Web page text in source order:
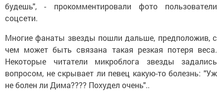
будешь", - прокомментировали фото пользователи
соцсети.
Многие фанаты звезды пошли дальше, предположив, с
чем может быть связана такая резкая потеря веса.
Некоторые читатели микроблога звезды задались
вопросом, не скрывает ли певец какую-то болезнь: "Уж
не болен ли Дима???? Похудел очень"..